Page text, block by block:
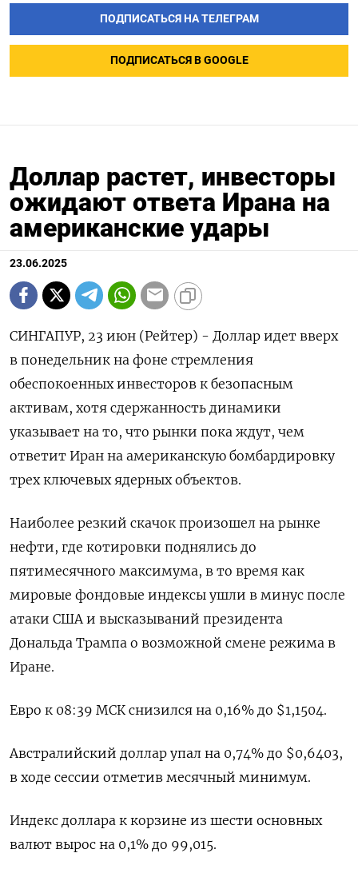
ПОДПИСАТЬСЯ НА ТЕЛЕГРАМ
ПОДПИСАТЬСЯ В GOOGLE
Доллар растет, инвесторы
ожидают ответа Ирана на
американские удары
23.06.2025
СИНГАПУР, 23 июн (Рейтер) - Доллар идет вверх
в понедельник на фоне стремления
обеспокоенных инвесторов к безопасным
активам, хотя сдержанность динамики
указывает на то, что рынки пока ждут, чем
ответит Иран на американскую бомбардировку
трех ключевых ядерных объектов.
Наиболее резкий скачок произошел на рынке
нефти, где котировки поднялись до
пятимесячного максимума, в то время как
мировые фондовые индексы ушли в минус после
атаки США и высказываний президента
Дональда Трампа о возможной смене режима в
Иране.
Евро к 08:39 МСК снизился на 0,16% до $1,1504​.
Австралийский доллар упал на 0,74% до $0,6403,
в ходе сессии отметив месячный минимум.
Индекс доллара к корзине из шести основных
валют вырос на 0,1% до 99,015​.